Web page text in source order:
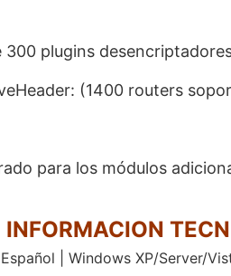
300 plugins
(1400 routers
para los módulos
INFORMACION
| Windows XP/Server/